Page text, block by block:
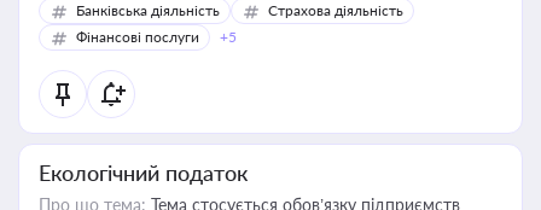
Банківська діяльність
Страхова діяльність
Фінансові послуги
+5
Екологічний податок
Про що тема: Тема стосується обов’язку підприємств